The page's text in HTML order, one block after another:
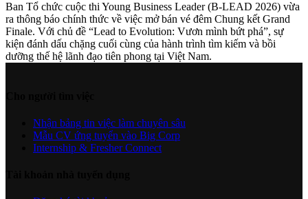
Ban Tổ chức cuộc thi Young Business Leader (B-LEAD 2026) vừa
ra thông báo chính thức về việc mở bán vé đêm Chung kết Grand
Finale. Với chủ đề “Lead to Evolution: Vươn mình bứt phá”, sự
kiện đánh dấu chặng cuối cùng của hành trình tìm kiếm và bồi
dưỡng thế hệ lãnh đạo tiên phong tại Việt Nam.
Nhận bảng tin việc làm chuyên sâu
Mẫu CV ứng tuyển vào Big Corp
Internship & Fresher Connect